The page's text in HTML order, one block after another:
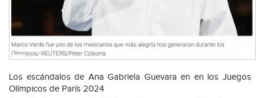
Los escándalos de Ana Gabriela Guevara en en los Juegos
Olímpicos de París 2024